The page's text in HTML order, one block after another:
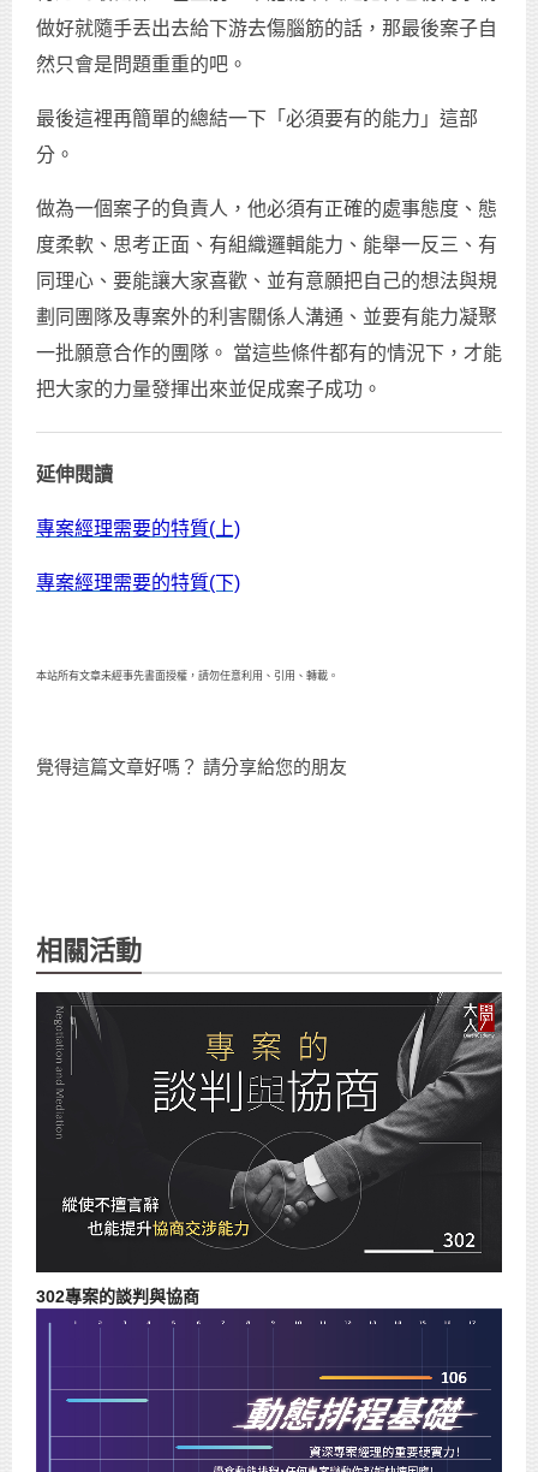
做好就隨手丟出去給下游去傷腦筋的話，那最後案子自
然只會是問題重重的吧。
最後這裡再簡單的總結一下「必須要有的能力」這部
分。
做為一個案子的負責人，他必須有正確的處事態度、態
度柔軟、思考正面、有組織邏輯能力、能舉一反三、有
同理心、要能讓大家喜歡、並有意願把自己的想法與規
劃同團隊及專案外的利害關係人溝通、並要有能力凝聚
一批願意合作的團隊。 當這些條件都有的情況下，才能
把大家的力量發揮出來並促成案子成功。
延伸閱讀
專案經理需要的特質(上)
專案經理需要的特質(下)
本站所有文章未經事先書面授權，請勿任意利用、引用、轉載。
覺得這篇文章好嗎？ 請分享給您的朋友
相關活動
302專案的談判與協商